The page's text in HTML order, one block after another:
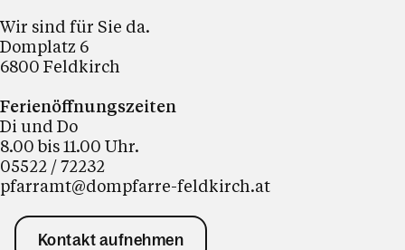
Wir sind für Sie da.
Domplatz 6
6800 Feldkirch
Ferienöffnungszeiten
Di und Do
8.00 bis 11.00 Uhr.
05522 / 72232
pfarramt@dompfarre-feldkirch.at
Kontakt aufnehmen